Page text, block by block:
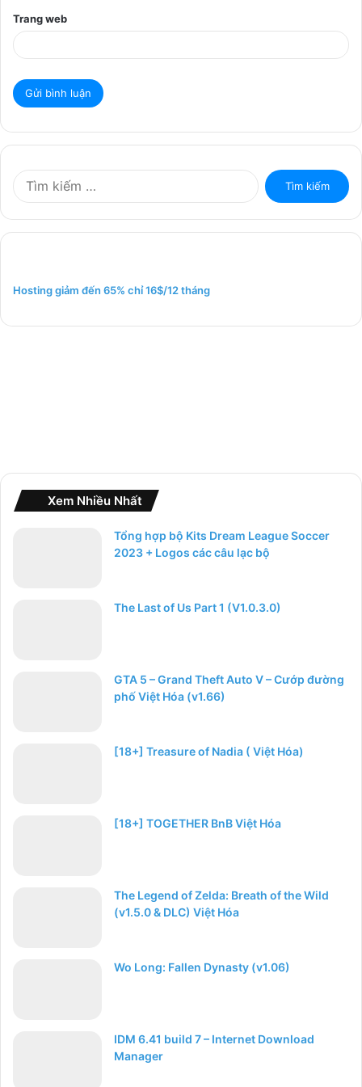
Trang web
o
Hosting giảm đến 65% chỉ 16$/12 tháng
Xem Nhiều Nhất
Tổng hợp bộ Kits Dream League Soccer
2023 + Logos các câu lạc bộ
The Last of Us Part 1 (V1.0.3.0)
GTA 5 – Grand Theft Auto V – Cướp đường
phố Việt Hóa (v1.66)
[18+] Treasure of Nadia ( Việt Hóa)
[18+] TOGETHER BnB Việt Hóa
The Legend of Zelda: Breath of the Wild
(v1.5.0 & DLC) Việt Hóa
Wo Long: Fallen Dynasty (v1.06)
IDM 6.41 build 7 – Internet Download
Manager